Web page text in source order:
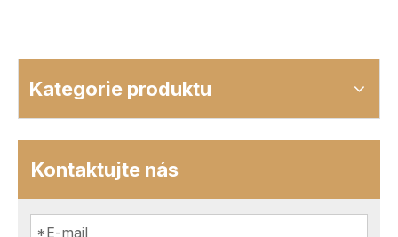
Kategorie produktu
Kontaktujte nás